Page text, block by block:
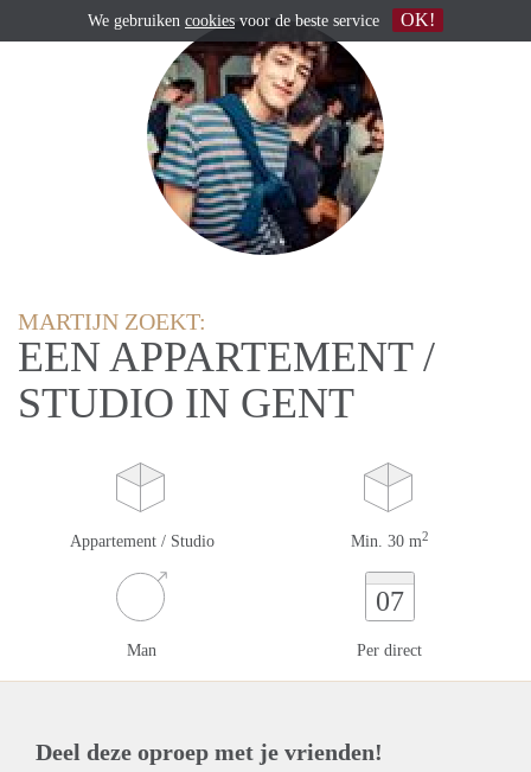
MARTIJN ZOEKT:
EEN APPARTEMENT /
STUDIO IN GENT
Appartement / Studio Min. 30 m2
Man
07
Per direct
Deel deze oproep met je vrienden!
We gebruiken cookiesvoor de beste service OK!